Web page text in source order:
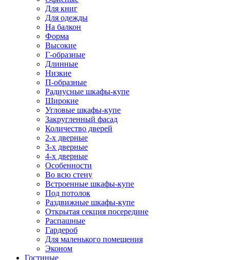
Для книг
Для одежды
На балкон
Форма
Высокие
Г-образные
Длинные
Низкие
П-образные
Радиусные шкафы-купе
Широкие
Угловые шкафы-купе
Закругленный фасад
Количество дверей
2-х дверные
3-х дверные
4-х дверные
Особенности
Во всю стену
Встроенные шкафы-купе
Под потолок
Раздвижные шкафы-купе
Открытая секция посередине
Распашные
Гардероб
Для маленького помещения
Эконом
Гостиные